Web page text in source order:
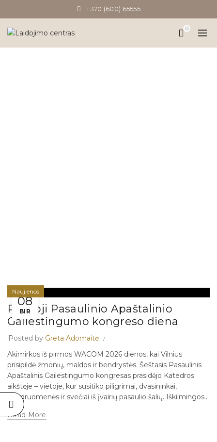
+370 (600) 65555
0
08
BIR
Naujienos
Pirmoji Pasaulinio Apaštalinio
Gailestingumo kongreso diena
Posted by Greta Adomaitė
Akimirkos iš pirmos WACOM 2026 dienos, kai Vilnius
prisipildė žmonių, maldos ir bendrystės. Šeštasis Pasaulinis
Apaštalinis Gailestingumo kongresas prasidėjo Katedros
aikštėje – vietoje, kur susitiko piligrimai, dvasininkai,
bendruomenės ir svečiai iš įvairių pasaulio šalių. Iškilmingos...
Read More